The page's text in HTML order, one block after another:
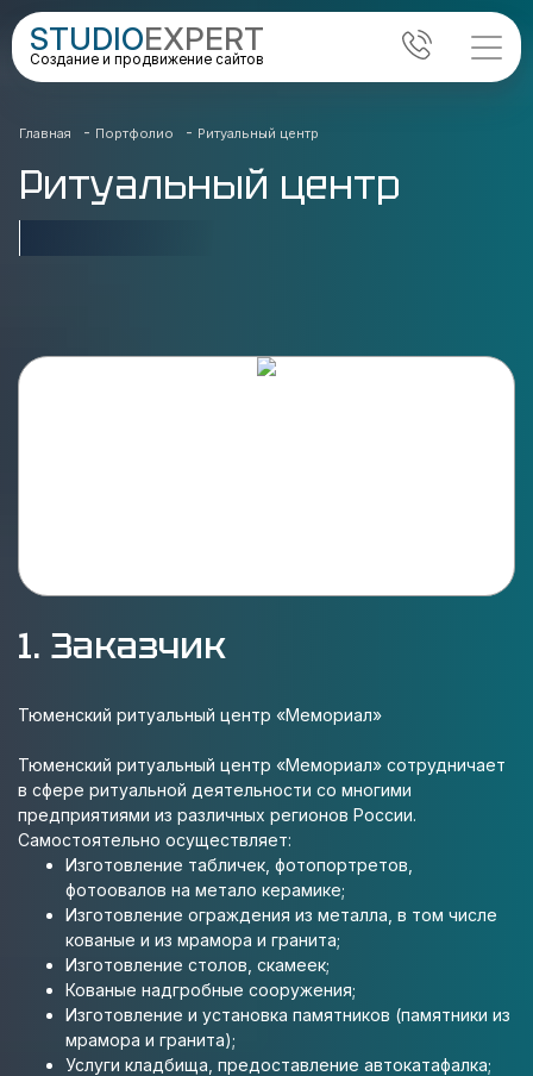
STUDIOEXPERT
Создание и продвижение сайтов
Главная - Портфолио - Ритуальный центр
Ритуальный центр
1. Заказчик
Тюменский ритуальный центр «Мемориал»
Тюменский ритуальный центр «Мемориал» сотрудничает
в сфере ритуальной деятельности со многими
предприятиями из различных регионов России.
Самостоятельно осуществляет:
Изготовление табличек, фотопортретов,
фотоовалов на метало керамике;
Изготовление ограждения из металла, в том числе
кованые и из мрамора и гранита;
Изготовление столов, скамеек;
Кованые надгробные сооружения;
Изготовление и установка памятников (памятники из
мрамора и гранита);
Услуги кладбища, предоставление автокатафалка;